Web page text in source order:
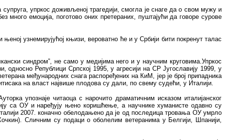
упркос доживљеној трагедији, смогла је снаге да о свом мужу и
емоција, поготово оних претераних, пуштајући да говоре сурове
узнемирујућој књизи, вероватно ће и у Србији бити покренут талас
синдром”, не само у медијима него и у научним круговима.Упркос
Републици Српској 1995, у агресији на СР Југославију 1999, у
међународних снага распоређених на КиМ, јер је број припадника
на власт највише плодова су дали, по свему судећи, у Италији.
упознаје читаоца с нарочито драматичним исказом италијанског
са ОУ и наређују њено коришћење, а научнике хуманисте одавно су
2007. коначно обелодањено да је од последица тровања ОУ умрло
Сличним су подаци о оболелим ветеранима у Белгији, Шпанији,